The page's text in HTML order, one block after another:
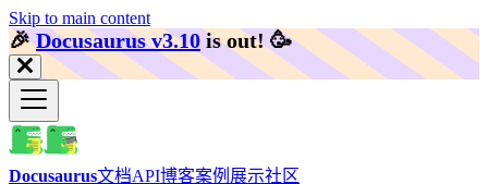
Skip to main content
🎉️Docusaurus v3.10 is out! 🥳️
Docusaurus文档API博客案例展示社区